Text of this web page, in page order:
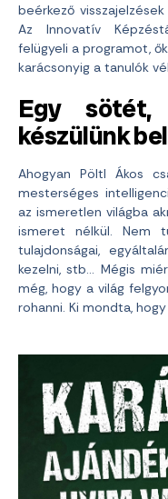
beérkező
Az Innovatív
felügyeli a programot,
karácsonyig a tanulók
Egy sötét,
készülünk
Ahogyan Pöltl Ákos
mesterséges
az ismeretlen világba
ismeret nélkül. Nem
tulajdonságai,
kezelni, stb… Mégis
még, hogy a világ
rohanni. Ki mondta,